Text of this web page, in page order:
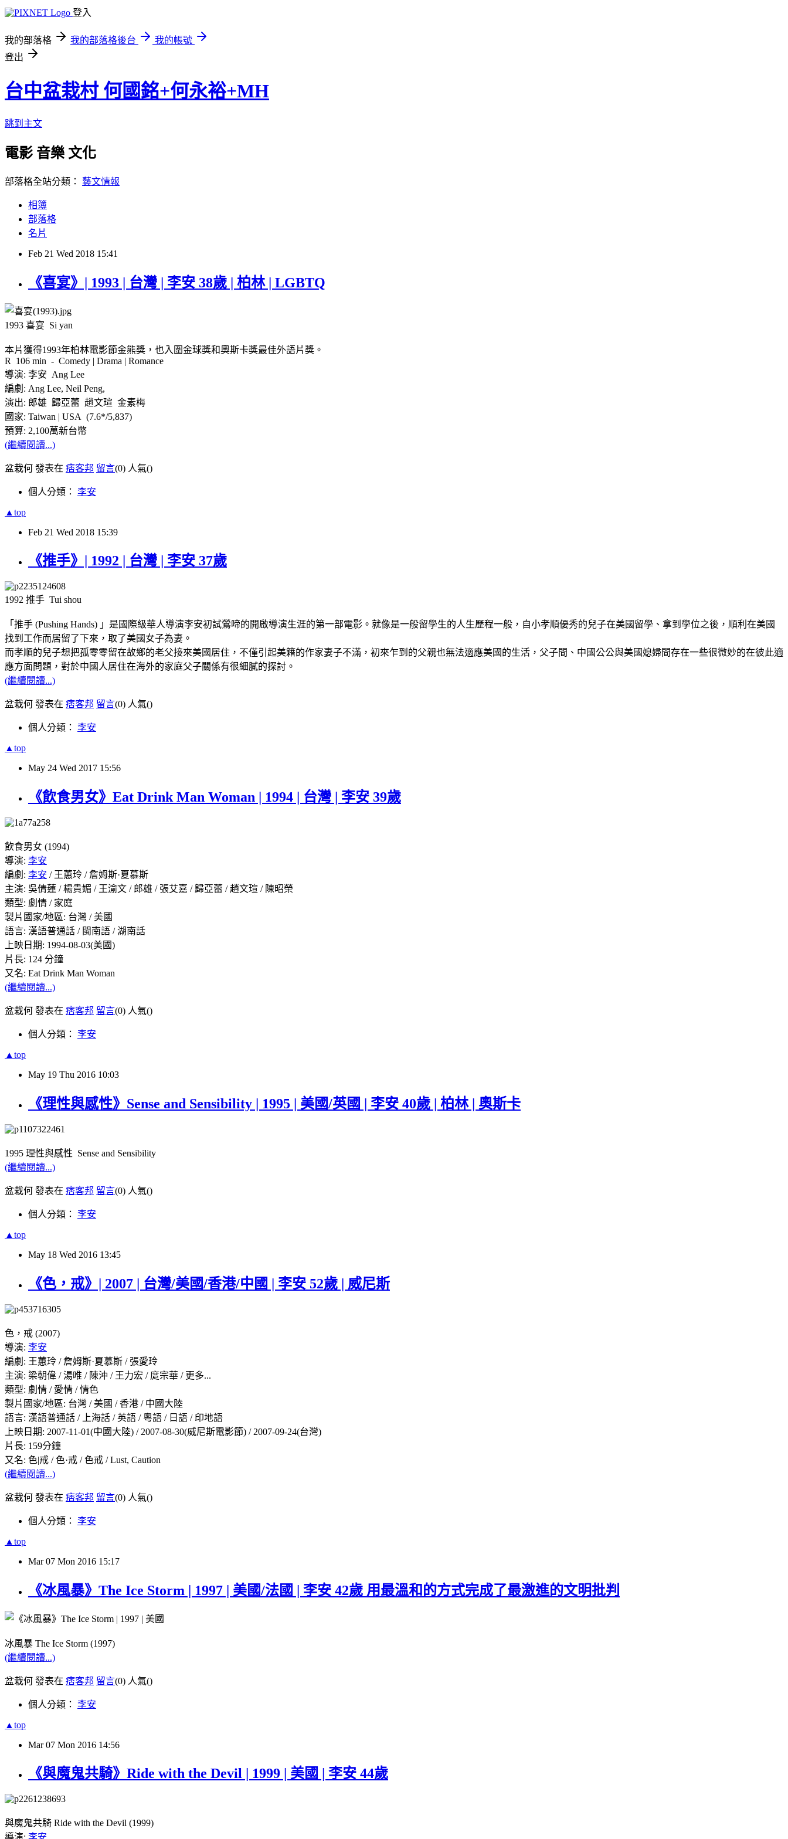
登入
我的部落格 我的部落格後台
我的帳號
登出
台中盆栽村 何國銘+何永裕+MH
跳到主文
電影 音樂 文化
部落格全站分類： 藝文情報
相簿
部落格
名片
Feb 21 Wed 2018 15:41
《喜宴》| 1993 | 台灣 | 李安 38歲 | 柏林 | LGBTQ
1993 喜宴 Si yan
本片獲得1993年柏林電影節金熊獎，也入圍金球獎和奧斯卡獎最佳外語片獎。
R 106 min - Comedy | Drama | Romance
導演: 李安 Ang Lee
編劇: Ang Lee, Neil Peng,
演出: 郎雄 歸亞蕾 趙文瑄 金素梅
國家: Taiwan | USA (7.6*/5,837)
預算: 2,100萬新台幣
(繼續閱讀...)
盆栽何 發表在 痞客邦 留言(0) 人氣()
個人分類： 李安
▲top
Feb 21 Wed 2018 15:39
《推手》| 1992 | 台灣 | 李安 37歲
1992 推手 Tui shou
「推手 (Pushing Hands) 」是國際級華人導演李安初試鶯啼的開啟導演生涯的第一部電影。就像是一般留學生的人生歷程一般，自小孝順優秀的兒子在美國留學、拿到學位之後，順利在美國
找到工作而居留了下來，取了美國女子為妻。
而孝順的兒子想把孤零零留在故鄉的老父接來美國居住，不僅引起美籍的作家妻子不滿，初來乍到的父親也無法適應美國的生活，父子間、中國公公與美國媳婦間存在一些很微妙的在彼此適
應方面問題，對於中國人居住在海外的家庭父子關係有很細膩的探討。
(繼續閱讀...)
盆栽何 發表在 痞客邦 留言(0) 人氣()
個人分類： 李安
▲top
May 24 Wed 2017 15:56
《飲食男女》Eat Drink Man Woman | 1994 | 台灣 | 李安 39歲
飲食男女 (1994)
導演: 李安
編劇: 李安 / 王蕙玲 / 詹姆斯·夏慕斯
主演: 吳倩蓮 / 楊貴媚 / 王渝文 / 郎雄 / 張艾嘉 / 歸亞蕾 / 趙文瑄 / 陳昭榮
類型: 劇情 / 家庭
製片國家/地區: 台灣 / 美國
語言: 漢語普通話 / 閩南語 / 湖南話
上映日期: 1994-08-03(美國)
片長: 124 分鐘
又名: Eat Drink Man Woman
(繼續閱讀...)
盆栽何 發表在 痞客邦 留言(0) 人氣()
個人分類： 李安
▲top
May 19 Thu 2016 10:03
《理性與感性》Sense and Sensibility | 1995 | 美國/英國 | 李安 40歲 | 柏林 | 奧斯卡
1995 理性與感性 Sense and Sensibility
(繼續閱讀...)
盆栽何 發表在 痞客邦 留言(0) 人氣()
個人分類： 李安
▲top
May 18 Wed 2016 13:45
《色，戒》| 2007 | 台灣/美國/香港/中國 | 李安 52歲 | 威尼斯
色，戒 (2007)
導演: 李安
編劇: 王蕙玲 / 詹姆斯·夏慕斯 / 張愛玲
主演: 梁朝偉 / 湯唯 / 陳沖 / 王力宏 / 庹宗華 / 更多...
類型: 劇情 / 愛情 / 情色
製片國家/地區: 台灣 / 美國 / 香港 / 中國大陸
語言: 漢語普通話 / 上海話 / 英語 / 粵語 / 日語 / 印地語
上映日期: 2007-11-01(中國大陸) / 2007-08-30(威尼斯電影節) / 2007-09-24(台灣)
片長: 159分鐘
又名: 色|戒 / 色·戒 / 色戒 / Lust, Caution
(繼續閱讀...)
盆栽何 發表在 痞客邦 留言(0) 人氣()
個人分類： 李安
▲top
Mar 07 Mon 2016 15:17
《冰風暴》The Ice Storm | 1997 | 美國/法國 | 李安 42歲 用最溫和的方式完成了最激進的文明批判
冰風暴 The Ice Storm (1997)
(繼續閱讀...)
盆栽何 發表在 痞客邦 留言(0) 人氣()
個人分類： 李安
▲top
Mar 07 Mon 2016 14:56
《與魔鬼共騎》Ride with the Devil | 1999 | 美國 | 李安 44歲
與魔鬼共騎 Ride with the Devil (1999)